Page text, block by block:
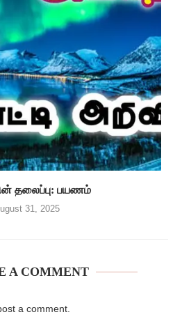
தலைப்பு: பயணம்
31, 2025
A COMMENT
a comment.